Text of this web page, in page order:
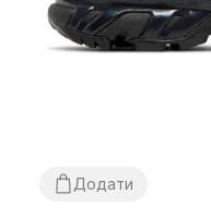
Додати